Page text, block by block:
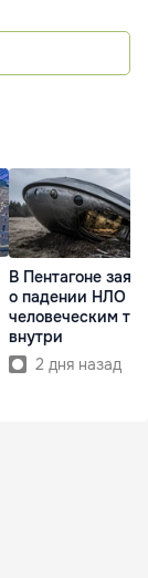
В Пентагоне
о падении НЛО с
человеческим
внутри
2 дня назад